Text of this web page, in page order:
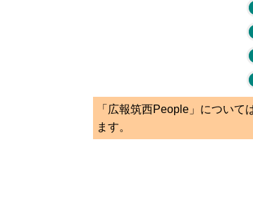
「広報筑西People」につい
ます。